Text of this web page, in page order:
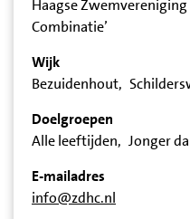
Haagse Zwemvereniging
Combinatie’
Wijk
Bezuidenhout
Doelgroepen
Alle leeftijden
Jonger
E-mailadres
info@zdhc.nl